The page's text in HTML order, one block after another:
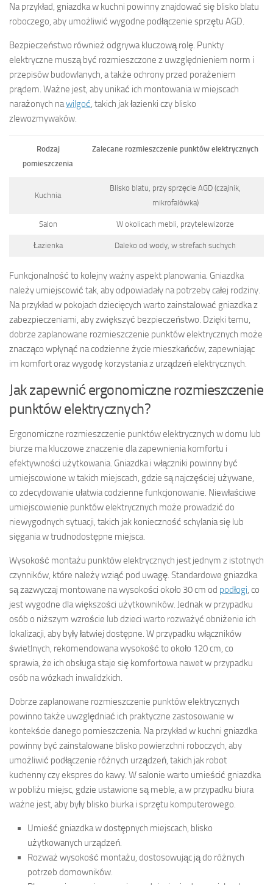
Na przykład, gniazdka w kuchni powinny znajdować się blisko blatu
roboczego, aby umożliwić wygodne podłączenie sprzętu AGD.
Bezpieczeństwo również odgrywa kluczową rolę. Punkty
elektryczne muszą być rozmieszczone z uwzględnieniem norm i
przepisów budowlanych, a także ochrony przed porażeniem
prądem. Ważne jest, aby unikać ich montowania w miejscach
narażonych nawilgoć, takich jak łazienki czy blisko
zlewozmywaków.
Rodzaj
pomieszczenia
Zalecane rozmieszczenie punktów elektrycznych
Kuchnia
Blisko blatu, przy sprzęcie AGD (czajnik,
mikrofalówka)
Salon W okolicach mebli, przytelewizorze
Łazienka Daleko od wody, w strefach suchych
Funkcjonalność to kolejny ważny aspekt planowania. Gniazdka
należy umiejscowić tak, aby odpowiadały na potrzeby całej rodziny.
Na przykład w pokojach dziecięcych warto zainstalować gniazdka z
zabezpieczeniami, aby zwiększyć bezpieczeństwo. Dzięki temu,
dobrze zaplanowane rozmieszczenie punktów elektrycznych może
znacząco wpłynąć na codzienne życie mieszkańców, zapewniając
im komfort oraz wygodę korzystania z urządzeń elektrycznych.
Jak zapewnić ergonomiczne rozmieszczenie
punktów elektrycznych?
Ergonomiczne rozmieszczenie punktów elektrycznych w domu lub
biurze ma kluczowe znaczenie dla zapewnienia komfortu i
efektywności użytkowania. Gniazdka i włączniki powinny być
umiejscowione w takich miejscach, gdzie są najczęściej używane,
co zdecydowanie ułatwia codzienne funkcjonowanie. Niewłaściwe
umiejscowienie punktów elektrycznych może prowadzić do
niewygodnych sytuacji, takich jak konieczność schylania się lub
sięgania w trudnodostępne miejsca.
Wysokość montażu punktów elektrycznych jest jednym z istotnych
czynników, które należy wziąć pod uwagę. Standardowe gniazdka
są zazwyczaj montowane na wysokości około 30 cm od podłogi, co
jest wygodne dla większości użytkowników. Jednak w przypadku
osób o niższym wzroście lub dzieci warto rozważyć obniżenie ich
lokalizacji, aby były łatwiej dostępne. W przypadku włączników
świetlnych, rekomendowana wysokość to około 120 cm, co
sprawia, że ich obsługa staje się komfortowa nawet w przypadku
osób na wózkach inwalidzkich.
Dobrze zaplanowane rozmieszczenie punktów elektrycznych
powinno także uwzględniać ich praktyczne zastosowanie w
kontekście danego pomieszczenia. Na przykład w kuchni gniazdka
powinny być zainstalowane blisko powierzchni roboczych, aby
umożliwić podłączenie różnych urządzeń, takich jak robot
kuchenny czy ekspres do kawy. W salonie warto umieścić gniazdka
w pobliżu miejsc, gdzie ustawione są meble, a w przypadku biura
ważne jest, aby były blisko biurka i sprzętu komputerowego.
Umieść gniazdka w dostępnych miejscach, blisko
użytkowanych urządzeń.
Rozważ wysokość montażu, dostosowując ją do różnych
potrzeb domowników.